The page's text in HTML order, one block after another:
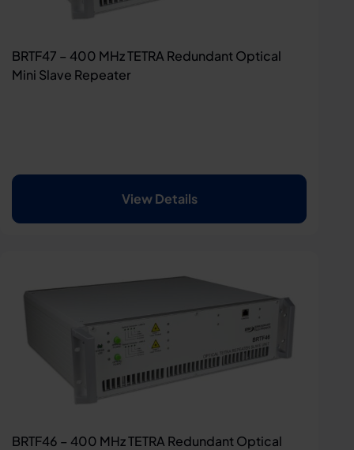
BRTF47 – 400 MHz TETRA Redundant Optical
Mini Slave Repeater
View Details
BRTF46 – 400 MHz TETRA Redundant Optical